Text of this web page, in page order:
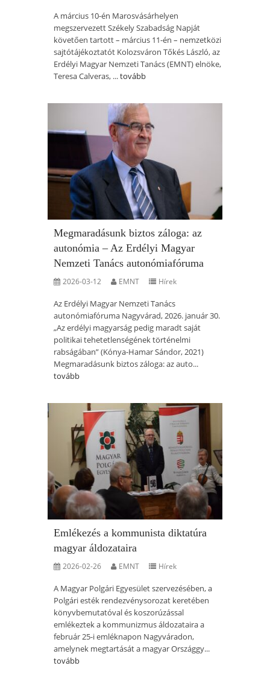
A március 10-én Marosvásárhelyen
megszervezett Székely Szabadság Napját
követően tartott – március 11-én – nemzetközi
sajtótájékoztatót Kolozsváron Tőkés László, az
Erdélyi Magyar Nemzeti Tanács (EMNT) elnöke,
Teresa Calveras, ...tovább
Megmaradásunk biztos záloga: az
autonómia – Az Erdélyi Magyar
Nemzeti Tanács autonómiafóruma
2026-03-12 EMNT Hírek
Az Erdélyi Magyar Nemzeti Tanács
autonómiafóruma Nagyvárad, 2026. január 30.
„Az erdélyi magyarság pedig maradt saját
politikai tehetetlenségének történelmi
rabságában” (Kónya-Hamar Sándor, 2021)
Megmaradásunk biztos záloga: az auto...
tovább
Emlékezés a kommunista diktatúra
magyar áldozataira
2026-02-26 EMNT Hírek
A Magyar Polgári Egyesület szervezésében, a
Polgári esték rendezvénysorozat keretében
könyvbemutatóval és koszorúzással
emlékeztek a kommunizmus áldozataira a
február 25-i emléknapon Nagyváradon,
amelynek megtartását a magyar Országgy...
tovább